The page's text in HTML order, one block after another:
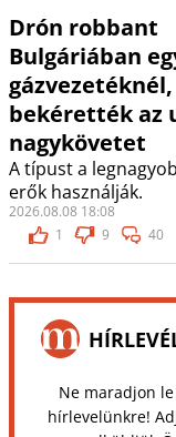
Drón robbant
Bulgáriában
gázvezetéknél,
bekérették az
nagykövetet
A típust a
erők használják.
2026.08.08 18:08
1
9 40
Ne maradjon le
hírlevelünkre!